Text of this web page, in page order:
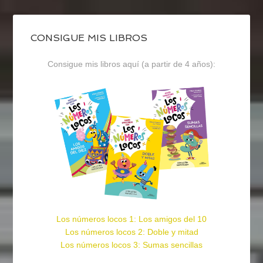
CONSIGUE MIS LIBROS
Consigue mis libros aquí (a partir de 4 años):
Los números locos 1: Los amigos del 10
Los números locos 2: Doble y mitad
Los números locos 3: Sumas sencillas